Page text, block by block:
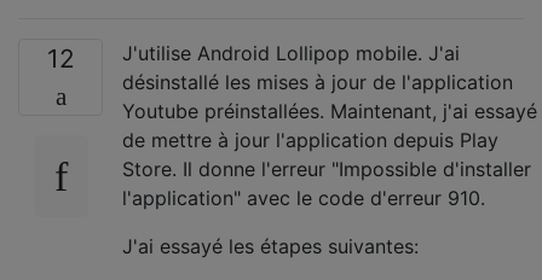
12
J'utilise Android Lollipop mobile. J'ai
désinstallé les mises à jour de l'application
Youtube préinstallées. Maintenant, j'ai essayé
de mettre à jour l'application depuis Play
Store. Il donne l'erreur "Impossible d'installer
l'application" avec le code d'erreur 910.
J'ai essayé les étapes suivantes: